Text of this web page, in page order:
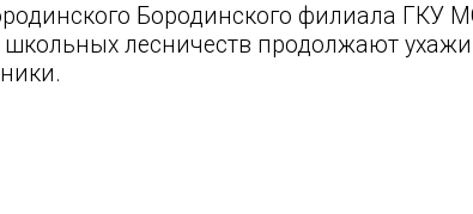
Бородинского филиала ГКУ
лесничеств продолжают